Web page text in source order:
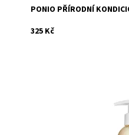
PONIO PŘÍRODNÍ
325 Kč
Soaphoria